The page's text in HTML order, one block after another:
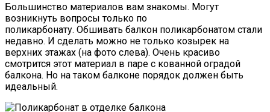
Большинство материалов вам знакомы. Могут
возникнуть вопросы только по
поликарбонату. Обшивать балкон поликарбонатом стали
недавно. И сделать можно не только козырек на
верхних этажах (на фото слева). Очень красиво
смотрится этот материал в паре с кованной оградой
балкона. Но на таком балконе порядок должен быть
идеальный.